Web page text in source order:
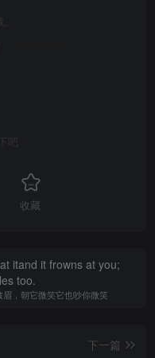
吧
收藏
itand it frowns at you;
too.
，朝它微笑它也吵你微笑
下一篇